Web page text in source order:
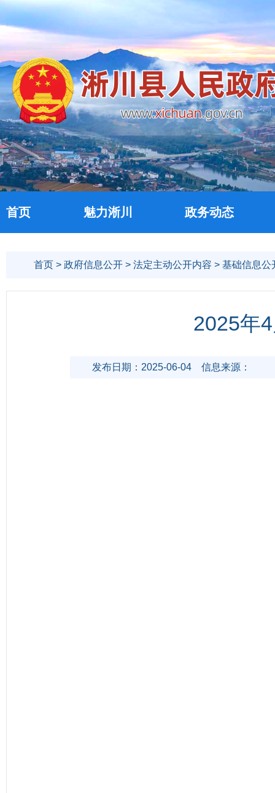
首页 魅力淅川 政务动态
首页 > 政府信息公开 > 法定主动公开内容 > 基础信息公
2025年
发布日期：2025-06-04 信息来源：